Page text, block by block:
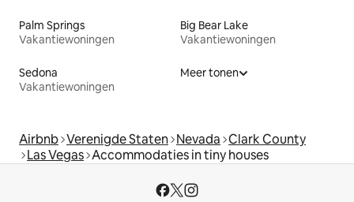
Palm Springs
Vakantiewoningen
Big Bear Lake
Vakantiewoningen
Sedona
Vakantiewoningen
Meer tonen
Airbnb Verenigde Staten Nevada Clark County
Las Vegas Accommodaties in tiny houses